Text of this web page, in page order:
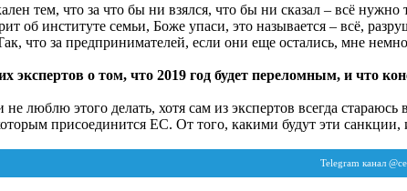
тем, что за что бы ни взялся, что бы ни сказал – всё нужно
об институте семьи, Боже упаси, это называется – всё,
что за предпринимателей, если они еще остались, мне
экспертов о том, что 2019 год будет переломным, и что
люблю этого делать, хотя сам из экспертов всегда
присоединится ЕС. От того, какими будут эти санкции,